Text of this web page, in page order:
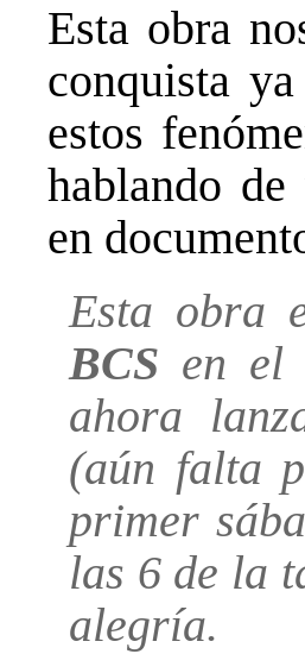
Esta obra
conquista
estos
hablando
en
Esta obra
BCS en el
ahora
(aún falta
primer
las 6 de la
alegría.